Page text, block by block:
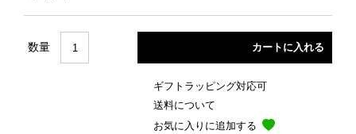
数量
ギフトラッピング対応可
送料について
お気に入りに追加する